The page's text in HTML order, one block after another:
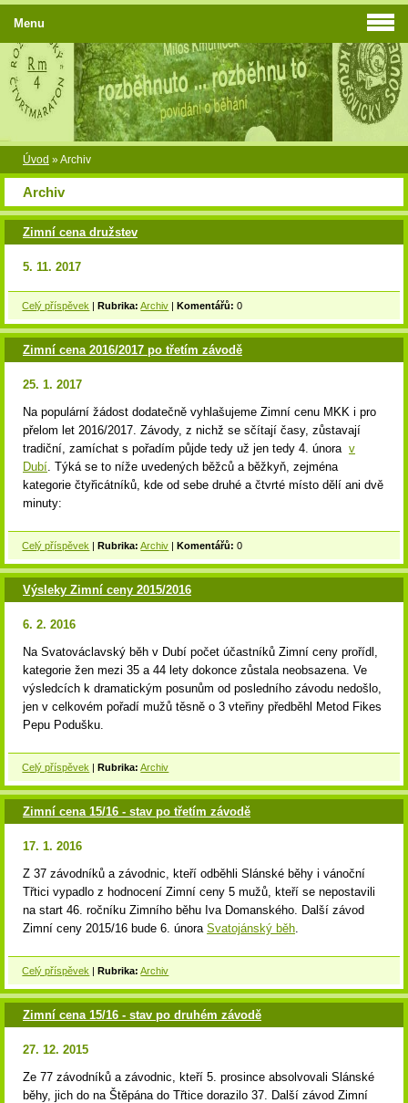
Úvod »Archiv
Archiv
Zimní cena družstev
5. 11. 2017
Celý příspěvek |Rubrika: Archiv |Komentářů: 0
Zimní cena 2016/2017 po třetím závodě
25. 1. 2017
Na populární žádost dodatečně vyhlašujeme Zimní cenu MKK i pro
přelom let 2016/2017. Závody, z nichž se sčítají časy, zůstavají
tradiční, zamíchat s pořadím půjde tedy už jen tedy 4. února v
Dubí. Týká se to níže uvedených běžců a běžkyň, zejména
kategorie čtyřicátníků, kde od sebe druhé a čtvrté místo dělí ani dvě
minuty:
Celý příspěvek |Rubrika: Archiv |Komentářů: 0
Výsleky Zimní ceny 2015/2016
6. 2. 2016
Na Svatováclavský běh v Dubí počet účastníků Zimní ceny prořídl,
kategorie žen mezi 35 a 44 lety dokonce zůstala neobsazena. Ve
výsledcích k dramatickým posunům od posledního závodu nedošlo,
jen v celkovém pořadí mužů těsně o 3 vteřiny předběhl Metod Fikes
Pepu Podušku.
Celý příspěvek |Rubrika: Archiv
Zimní cena 15/16 - stav po třetím závodě
17. 1. 2016
Z 37 závodníků a závodnic, kteří odběhli Slánské běhy i vánoční
Třtici vypadlo z hodnocení Zimní ceny 5 mužů, kteří se nepostavili
na start 46. ročníku Zimního běhu Iva Domanského. Další závod
Zimní ceny 2015/16 bude 6. února Svatojánský běh.
Celý příspěvek |Rubrika: Archiv
Zimní cena 15/16 - stav po druhém závodě
27. 12. 2015
Ze 77 závodníků a závodnic, kteří 5. prosince absolvovali Slánské
běhy, jich do na Štěpána do Třtice dorazilo 37. Další závod Zimní
Menu